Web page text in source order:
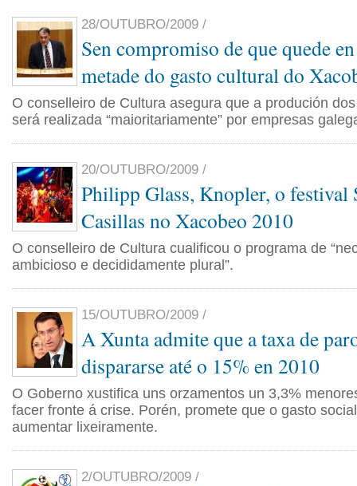
28/OUTUBRO/2009 /
Sen compromiso de que quede
metade do gasto cultural do
O conselleiro de Cultura asegura que a produción
será realizada “maioritariamente” por empresas
20/OUTUBRO/2009 /
Philipp Glass, Knopler, o festival
Casillas no Xacobeo 2010
O conselleiro de Cultura cualificou o programa de
ambicioso e decididamente plural”.
15/OUTUBRO/2009 /
A Xunta admite que a taxa de
dispararse até o 15% en 2010
O Goberno xustifica uns orzamentos un 3,3%
facer fronte á crise. Porén, promete que o gasto
aumentar lixeiramente.
2/OUTUBRO/2009 /